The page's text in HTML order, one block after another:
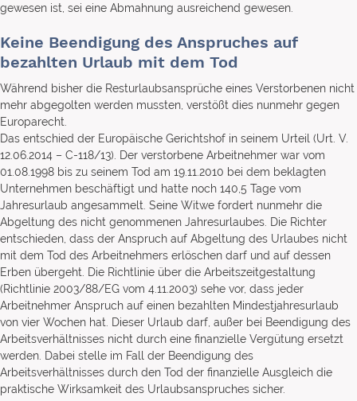
gewesen ist, sei eine Abmahnung ausreichend gewesen.
Keine Beendigung des Anspruches auf
bezahlten Urlaub mit dem Tod
Während bisher die Resturlaubsansprüche eines Verstorbenen nicht
mehr abgegolten werden mussten, verstößt dies nunmehr gegen
Europarecht.
Das entschied der Europäische Gerichtshof in seinem Urteil (Urt. V.
12.06.2014 – C-118/13). Der verstorbene Arbeitnehmer war vom
01.08.1998 bis zu seinem Tod am 19.11.2010 bei dem beklagten
Unternehmen beschäftigt und hatte noch 140,5 Tage vom
Jahresurlaub angesammelt. Seine Witwe fordert nunmehr die
Abgeltung des nicht genommenen Jahresurlaubes. Die Richter
entschieden, dass der Anspruch auf Abgeltung des Urlaubes nicht
mit dem Tod des Arbeitnehmers erlöschen darf und auf dessen
Erben übergeht. Die Richtlinie über die Arbeitszeitgestaltung
(Richtlinie 2003/88/EG vom 4.11.2003) sehe vor, dass jeder
Arbeitnehmer Anspruch auf einen bezahlten Mindestjahresurlaub
von vier Wochen hat. Dieser Urlaub darf, außer bei Beendigung des
Arbeitsverhältnisses nicht durch eine finanzielle Vergütung ersetzt
werden. Dabei stelle im Fall der Beendigung des
Arbeitsverhältnisses durch den Tod der finanzielle Ausgleich die
praktische Wirksamkeit des Urlaubsanspruches sicher.